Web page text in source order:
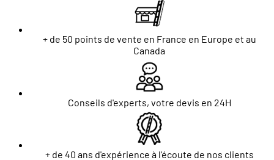
+ de 50 points de vente en France en Europe et au
Canada
Conseils d'experts, votre devis en 24H
+ de 40 ans d'expérience à l'écoute de nos clients